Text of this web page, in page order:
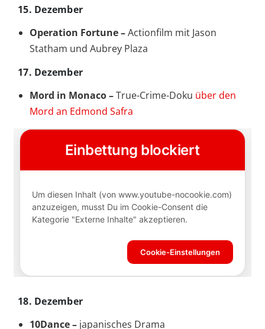
15. Dezember
Operation Fortune –Actionfilm mit Jason
Statham und Aubrey Plaza
17. Dezember
Mord in Monaco –True-Crime-Doku über den
Mord an Edmond Safra
18. Dezember
10Dance – japanisches Drama